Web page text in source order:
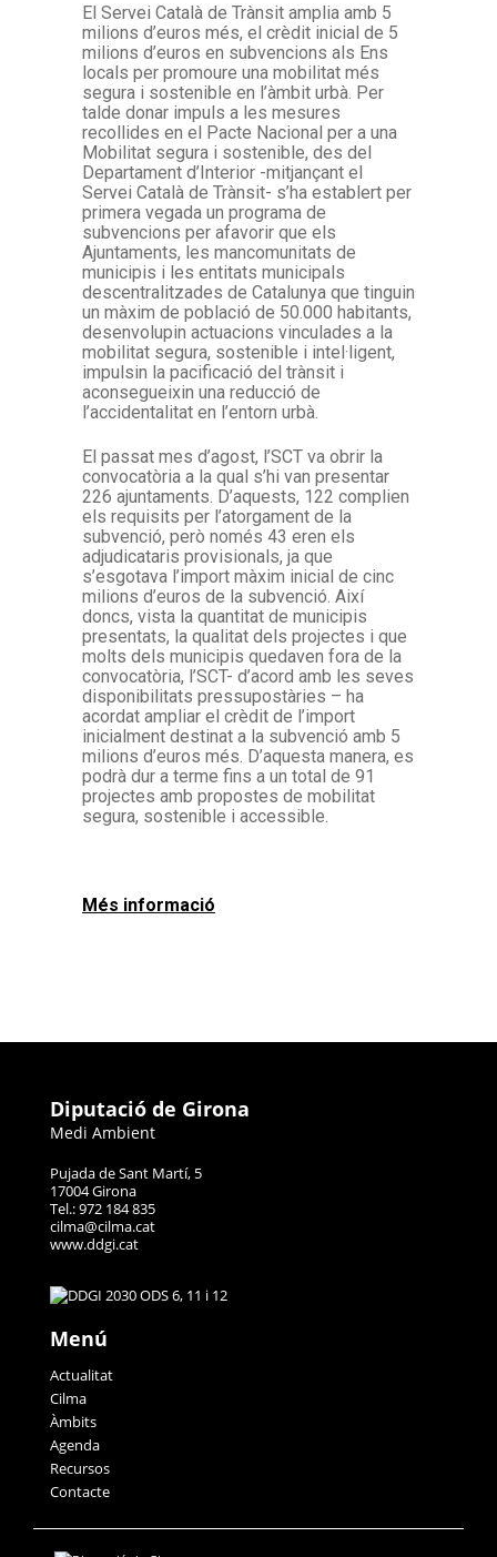
El Servei Català de Trànsit amplia amb 5
milions d’euros més, el crèdit inicial de 5
milions d’euros en subvencions als Ens
locals per promoure una mobilitat més
segura i sostenible en l’àmbit urbà. Per
talde donar impuls a les mesures
recollides en el Pacte Nacional per a una
Mobilitat segura i sostenible, des del
Departament d’Interior -mitjançant el
Servei Català de Trànsit- s’ha establert per
primera vegada un programa de
subvencions per afavorir que els
Ajuntaments, les mancomunitats de
municipis i les entitats municipals
descentralitzades de Catalunya que tinguin
un màxim de població de 50.000 habitants,
desenvolupin actuacions vinculades a la
mobilitat segura, sostenible i intel·ligent,
impulsin la pacificació del trànsit i
aconsegueixin una reducció de
l’accidentalitat en l’entorn urbà.
El passat mes d’agost, l’SCT va obrir la
convocatòria a la qual s’hi van presentar
226 ajuntaments. D’aquests, 122 complien
els requisits per l’atorgament de la
subvenció, però només 43 eren els
adjudicataris provisionals, ja que
s’esgotava l’import màxim inicial de cinc
milions d’euros de la subvenció. Així
doncs, vista la quantitat de municipis
presentats, la qualitat dels projectes i que
molts dels municipis quedaven fora de la
convocatòria, l’SCT- d’acord amb les seves
disponibilitats pressupostàries – ha
acordat ampliar el crèdit de l’import
inicialment destinat a la subvenció amb 5
milions d’euros més. D’aquesta manera, es
podrà dur a terme fins a un total de 91
projectes amb propostes de mobilitat
segura, sostenible i accessible.
Més informació
Diputació de Girona
Medi Ambient
Pujada de Sant Martí, 5
17004 Girona
Tel.: 972 184 835
cilma@cilma.cat
www.ddgi.cat
Menú
Actualitat
Cilma
Àmbits
Agenda
Recursos
Contacte